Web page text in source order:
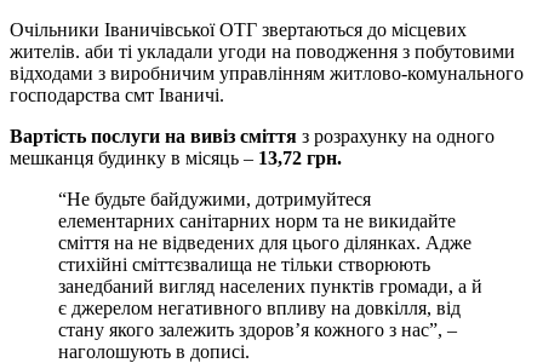
Очільники Іваничівської ОТГ звертаються до місцевих
жителів. аби ті укладали угоди на поводження з побутовими
відходами з виробничим управлінням житлово-комунального
господарства смт Іваничі.
Вартість послуги на вивіз сміття з розрахунку на одного
мешканця будинку в місяць – 13,72 грн.
“Не будьте байдужими, дотримуйтеся
елементарних санітарних норм та не викидайте
сміття на не відведених для цього ділянках. Адже
стихійні сміттєзвалища не тільки створюють
занедбаний вигляд населених пунктів громади, а й
є джерелом негативного впливу на довкілля, від
стану якого залежить здоров’я кожного з нас”, –
наголошують в дописі.